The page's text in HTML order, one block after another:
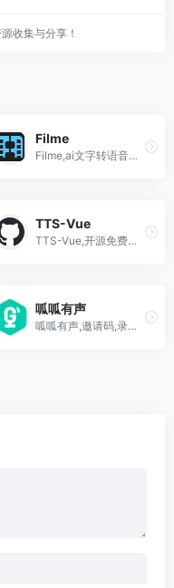
收集与分享！
Filme
Filme,ai文字转语音生成器,AI语音克隆
TTS-Vue
TTS-Vue,开源免费的微软语音合成工具,ai配音软件
呱呱有声
呱呱有声,邀请码,录音宝,制作平台客户端,在线有声书制作AI配音工具